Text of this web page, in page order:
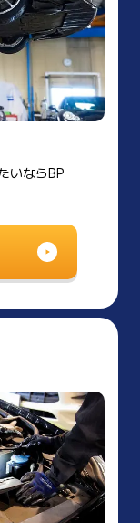
いならBP